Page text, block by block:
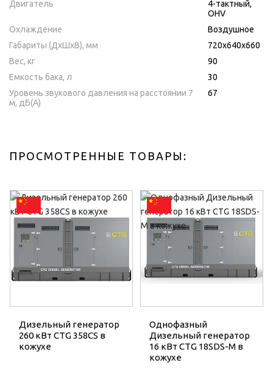
Двигатель
4-тактный,
OHV
Охлаждение
Воздушное
Габариты (ДхШхВ), мм
720х640х660
Вес, кг
90
Емкость бака, л
30
Уровень звукового давления на расстоянии 7
м, дБ(A)
67
ПРОСМОТРЕННЫЕ ТОВАРЫ:
Дизельный генератор
260 кВт CTG 358CS в
кожухе
Однофазный
Дизельный генератор
16 кВт CTG 18SDS-M в
кожухе